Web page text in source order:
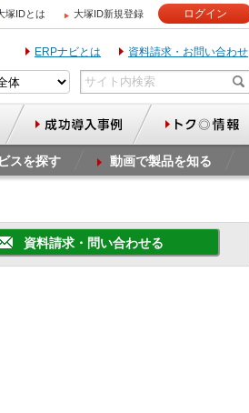
塚IDとは 大塚ID新規登録 ログイン
ERPナビとは 資料請求・お問い合わせ
スを探す 動画で製品を知る
資料請求・問い合わせる